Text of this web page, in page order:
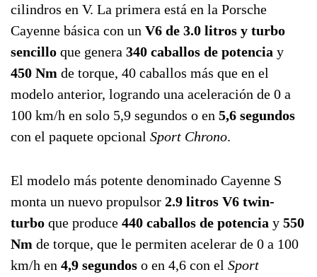
cilindros en V. La primera está en la Porsche
Cayenne básica con un V6 de 3.0 litros y turbo
sencillo que genera 340 caballos de potencia y
450 Nm de torque, 40 caballos más que en el
modelo anterior, logrando una aceleración de 0 a
100 km/h en solo 5,9 segundos o en 5,6 segundos
con el paquete opcional Sport Chrono.
El modelo más potente denominado Cayenne S
monta un nuevo propulsor 2.9 litros V6 twin-
turbo que produce 440 caballos de potencia y 550
Nm de torque, que le permiten acelerar de 0 a 100
km/h en 4,9 segundos o en 4,6 con el Sport